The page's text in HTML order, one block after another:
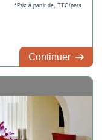
*Prix à partir de, TTC/pers.
Continuer